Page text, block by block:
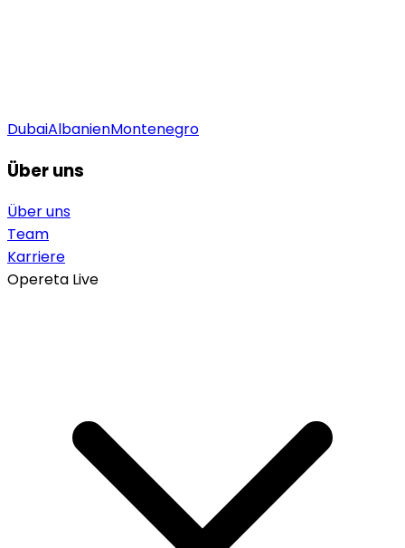
DubaiAlbanienMontenegro
Über uns
Über uns
Team
Karriere
Opereta Live